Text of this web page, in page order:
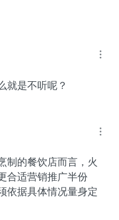
就是不听呢？
制的餐饮店而言，火
合适营销推广半份
依据具体情况量身定